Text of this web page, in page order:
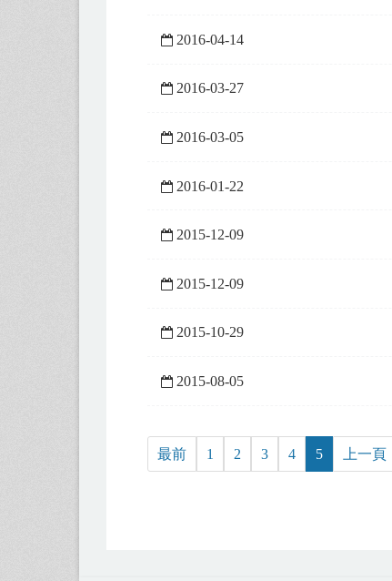
2016-04-14
2016-03-27
2016-03-05
2016-01-22
2015-12-09
2015-12-09
2015-10-29
2015-08-05
最前 1 2 3 4 5 上一頁